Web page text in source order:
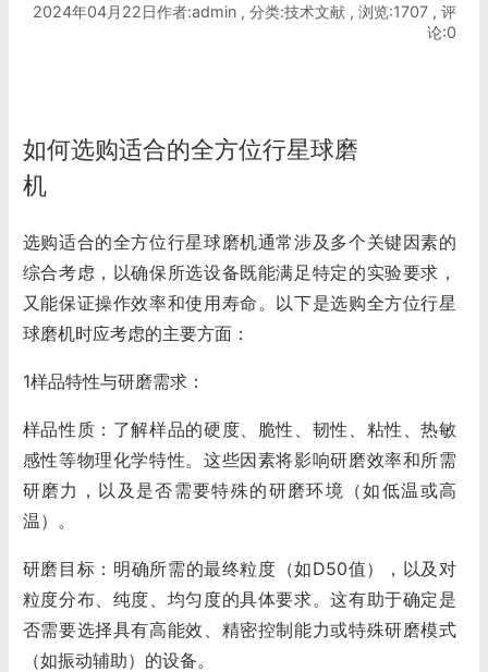
2024年04月22日作者:admin , 分类:技术文献 , 浏览:1707 , 评
论:0
如何选购适合的全方位行星球磨
机
选购适合的全方位行星球磨机通常涉及多个关键因素的
综合考虑，以确保所选设备既能满足特定的实验要求，
又能保证操作效率和使用寿命。以下是选购全方位行星
球磨机时应考虑的主要方面：
1样品特性与研磨需求：
样品性质：了解样品的硬度、脆性、韧性、粘性、热敏
感性等物理化学特性。这些因素将影响研磨效率和所需
研磨力，以及是否需要特殊的研磨环境（如低温或高
温）。
研磨目标：明确所需的最终粒度（如D50值），以及对
粒度分布、纯度、均匀度的具体要求。这有助于确定是
否需要选择具有高能效、精密控制能力或特殊研磨模式
（如振动辅助）的设备。